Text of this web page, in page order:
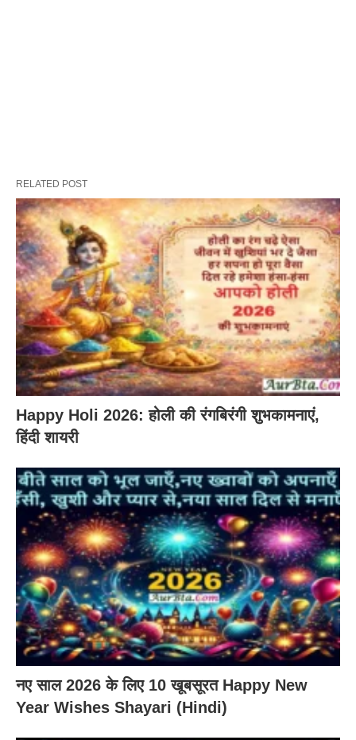
RELATED POST
Happy Holi 2026: होली की रंगबिरंगी शुभकामनाएं,
हिंदी शायरी
नए साल 2026 के लिए 10 खूबसूरत Happy New
Year Wishes Shayari (Hindi)